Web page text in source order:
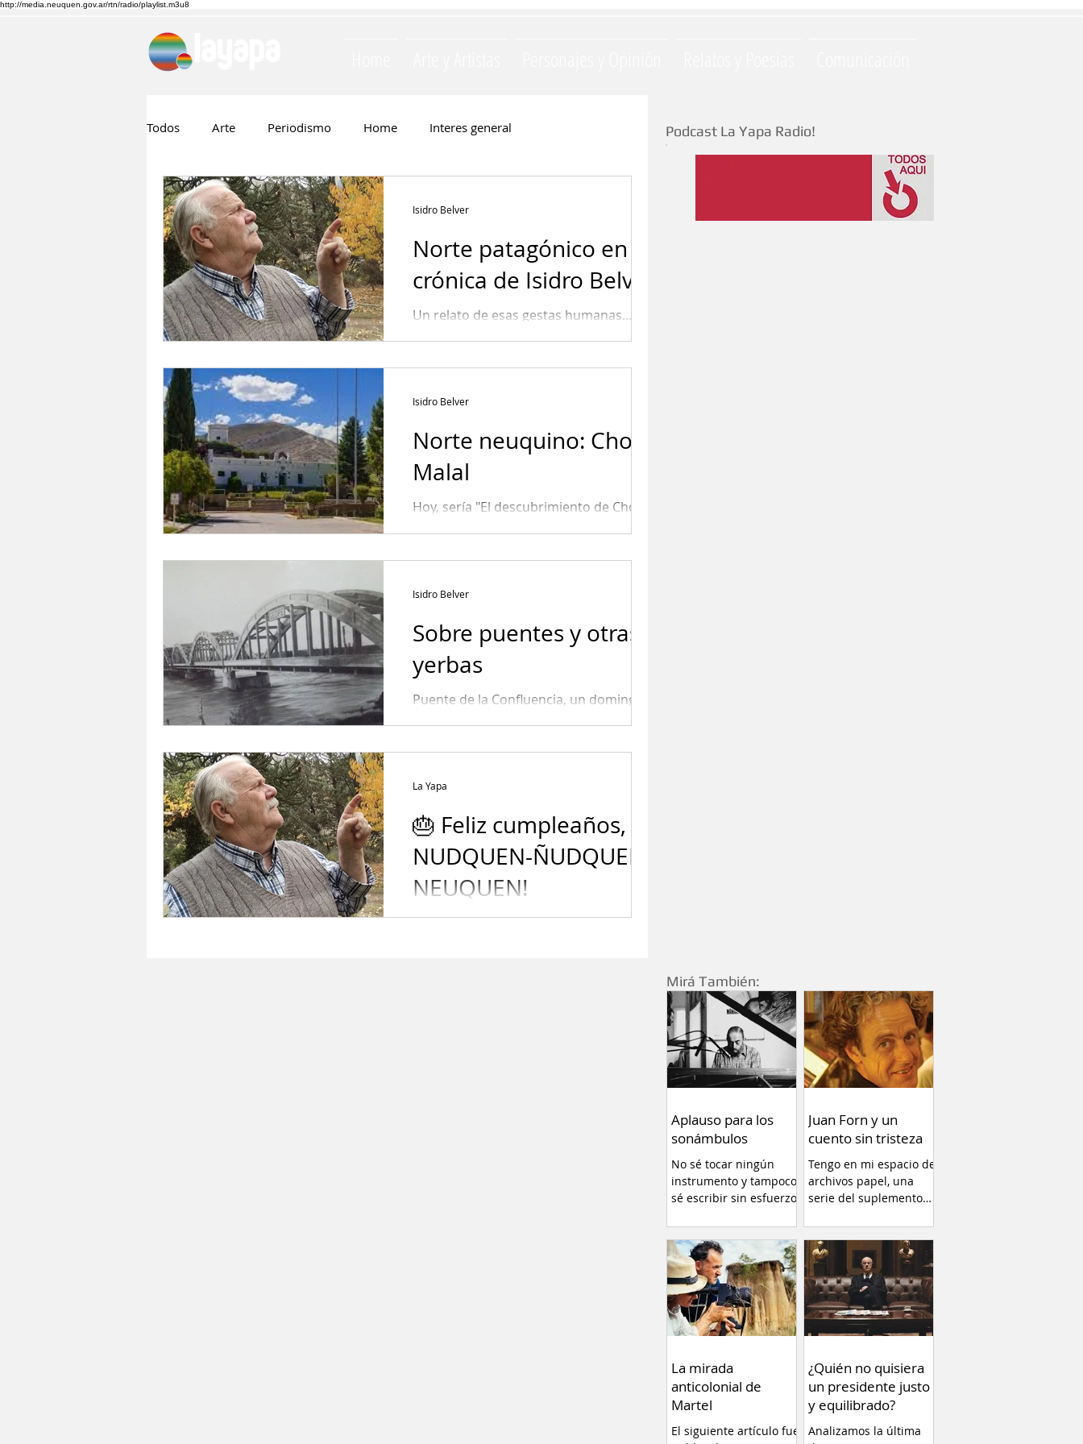
http://media.neuquen.gov.ar/rtn/radio/playlist.m3u8
Todos Arte Periodismo Home Interes general
Ruben Boggi Hilda Lopez Monica Opezzi
Musica Cine Nico Visne Silvia Majul La Yapa
Fernando Barraza Comunicación Invitados Gastronomia
Mario Cippitelli Deportes
Mauricio Bertuzzi Arte en vivo Pablo Montanaro
Maria A, Martinez Rayén Guerrero Redes sociales Entrevistas
Norte patagónico en la
crónica de Isidro Belver
Un relato de esas gestas humanas....
Isidro Belver
Norte neuquino: Chos
Malal
Hoy, sería "El descubrimiento de Chos
Isidro Belver
Sobre puentes y otras
yerbas
Puente de la Confluencia, un domingo
Isidro Belver
🎂 Feliz cumpleaños,
NUDQUEN-ÑUDQUEN-
NEUQUEN!
05/02/1752 fecha fundacional. *I. Belver
La Yapa
Podcast La Yapa Radio!
Mirá También:
Aplauso para los
sonámbulos
No sé tocar ningún
instrumento y tampoco
sé escribir sin esfuerzo.
Juan Forn y un
cuento sin tristeza
Tengo en mi espacio de
archivos papel, una
serie del suplemento
(1996)...
La mirada
anticolonial de
Martel
El siguiente artículo fue
¿Quién no quisiera
un presidente justo
y equilibrado?
Analizamos la última